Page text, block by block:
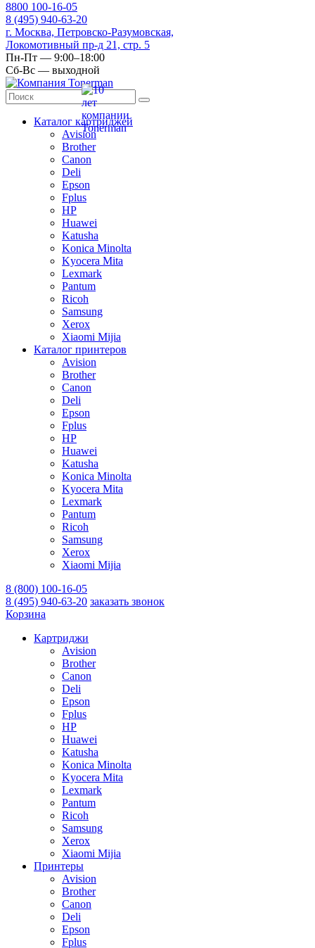
8800 100-16-05
8 (495) 940-63-20
г. Москва, Петровско-Разумовская,
Локомотивный пр-д 21, стр. 5
Пн-Пт — 9:00–18:00
Сб-Вс — выходной
Каталог картриджей
Avision
Brother
Canon
Deli
Epson
Fplus
HP
Huawei
Katusha
Konica Minolta
Kyocera Mita
Lexmark
Pantum
Ricoh
Samsung
Xerox
Xiaomi Mijia
Каталог принтеров
Avision
Brother
Canon
Deli
Epson
Fplus
HP
Huawei
Katusha
Konica Minolta
Kyocera Mita
Lexmark
Pantum
Ricoh
Samsung
Xerox
Xiaomi Mijia
8 (800) 100-16-05
8 (495) 940-63-20 заказать звонок
Корзина
Картриджи
Avision
Brother
Canon
Deli
Epson
Fplus
HP
Huawei
Katusha
Konica Minolta
Kyocera Mita
Lexmark
Pantum
Ricoh
Samsung
Xerox
Xiaomi Mijia
Принтеры
Avision
Brother
Canon
Deli
Epson
Fplus